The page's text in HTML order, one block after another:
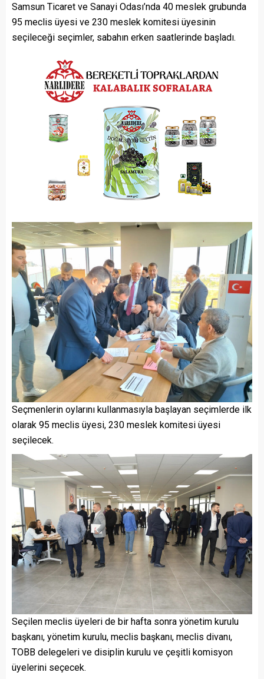
Samsun Ticaret ve Sanayi Odası’nda 40 meslek grubunda
95 meclis üyesi ve 230 meslek komitesi üyesinin
seçileceği seçimler, sabahın erken saatlerinde başladı.
Seçmenlerin oylarını kullanmasıyla başlayan seçimlerde ilk
olarak 95 meclis üyesi, 230 meslek komitesi üyesi
seçilecek.
Seçilen meclis üyeleri de bir hafta sonra yönetim kurulu
başkanı, yönetim kurulu, meclis başkanı, meclis divanı,
TOBB delegeleri ve disiplin kurulu ve çeşitli komisyon
üyelerini seçecek.